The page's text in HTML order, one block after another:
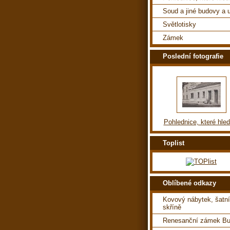
Soud a jiné budovy a
Světlotisky
Zámek
Poslední fotografie
Pohlednice, které
Toplist
Oblíbené odkazy
Kovový nábytek, šatní
skříně
Renesanční zámek